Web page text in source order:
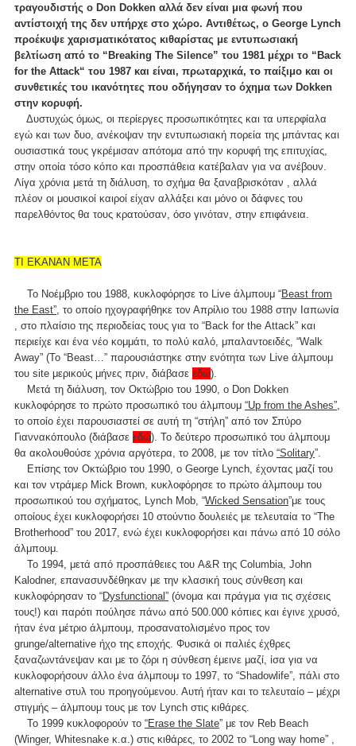
τραγουδιστής ο Don Dokken αλλά δεν είναι μια φωνή που
αντίστοιχή της δεν υπήρχε στο χώρο. Αντιθέτως, ο George Lynch
προέκυψε χαρισματικότατος κιθαρίστας με εντυπωσιακή
βελτίωση από το “Breaking The Silence” του 1981 μέχρι το “Back
for the Attack“ του 1987 και είναι, πρωταρχικά, το παίξιμο και οι
συνθετικές του ικανότητες που οδήγησαν το όχημα των Dokken
στην κορυφή.
Δυστυχώς όμως, οι περίεργες προσωπικότητες και τα υπερφίαλα
εγώ και των δυο, ανέκοψαν την εντυπωσιακή πορεία της μπάντας και
ουσιαστικά τους γκρέμισαν απότομα από την κορυφή της επιτυχίας,
στην οποία τόσο κόπο και προσπάθεια κατέβαλαν για να ανέβουν.
Λίγα χρόνια μετά τη διάλυση, το σχήμα θα ξαναβρισκόταν , αλλά
πλέον οι μουσικοί καιροί είχαν αλλάξει και μόνο οι δάφνες του
παρελθόντος θα τους κρατούσαν, όσο γινόταν, στην επιφάνεια.
ΤΙ ΕΚΑΝΑΝ ΜΕΤΑ
Το Νοέμβριο του 1988, κυκλοφόρησε το Live άλμπουμ “Beast from
the East” , το οποίο ηχογραφήθηκε τον Απρίλιο του 1988 στην Ιαπωνία
, στο πλαίσιο της περιοδείας τους για το “Back for the Αttack” και
περιείχε και ένα νέο κομμάτι, το πολύ καλό, μπαλαντοειδές, “Walk
Away” (Το “Beast…” παρουσιάστηκε στην ενότητα των Live άλμπουμ
του site μερικούς μήνες πριν, διάβασε εδώ).
Μετά τη διάλυση, τον Οκτώβριο του 1990, ο Don Dokken
κυκλοφόρησε το πρώτο προσωπικό του άλμπουμ “Up from the Ashes”
το οποίο έχει παρουσιαστεί σε αυτή τη “στήλη” από τον Σπύρο
Γιαννακόπουλο (διάβασε εδώ). Το δεύτερο προσωπικό του άλμπουμ
θα ακολουθούσε χρόνια αργότερα, το 2008, με τον τίτλο “Solitary”.
Επίσης τον Οκτώβριο του 1990, ο George Lynch, έχοντας μαζί του
και τον ντράμερ Mick Brown, κυκλοφόρησε το πρώτο άλμπουμ του
προσωπικού του σχήματος, Lynch Mob, “Wicked Sensation”με τους
οποίους έχει κυκλοφορήσει 10 στούντιο δουλειές με τελευταία το “The
Brotherhood” του 2017, ενώ έχει κυκλοφορήσει και πάνω από 10 σόλο
άλμπουμ.
To 1994, μετά από προσπάθειες του A&R της Columbia, John
Kalodner, επανασυνδέθηκαν με την κλασική τους σύνθεση και
κυκλοφόρησαν το “Dysfunctional” (όνομα και πράγμα για τις σχέσεις
τους!) και παρότι πούλησε πάνω από 500.000 κόπιες και έγινε χρυσό,
ήταν ένα μέτριο άλμπουμ, προσανατολισμένο προς τον
grunge/alternative ήχο της εποχής. Φυσικά οι παλιές έχθρες
ξαναζωντάνεψαν και με το ζόρι η σύνθεση έμεινε μαζί, ίσα για να
κυκλοφορήσουν άλλο ένα άλμπουμ το 1997, το “Shadowlife”, πάλι στο
alternative στυλ του προηγούμενου. Αυτή ήταν και το τελευταίο – μέχρι
στιγμής – άλμπουμ τους με τον Lynch στις κιθάρες.
Το 1999 κυκλοφορούν το “Erase the Slate” με τον Reb Beach
(Winger, Whitesnake κ.α.) στις κιθάρες, το 2002 το “Long way home” ,